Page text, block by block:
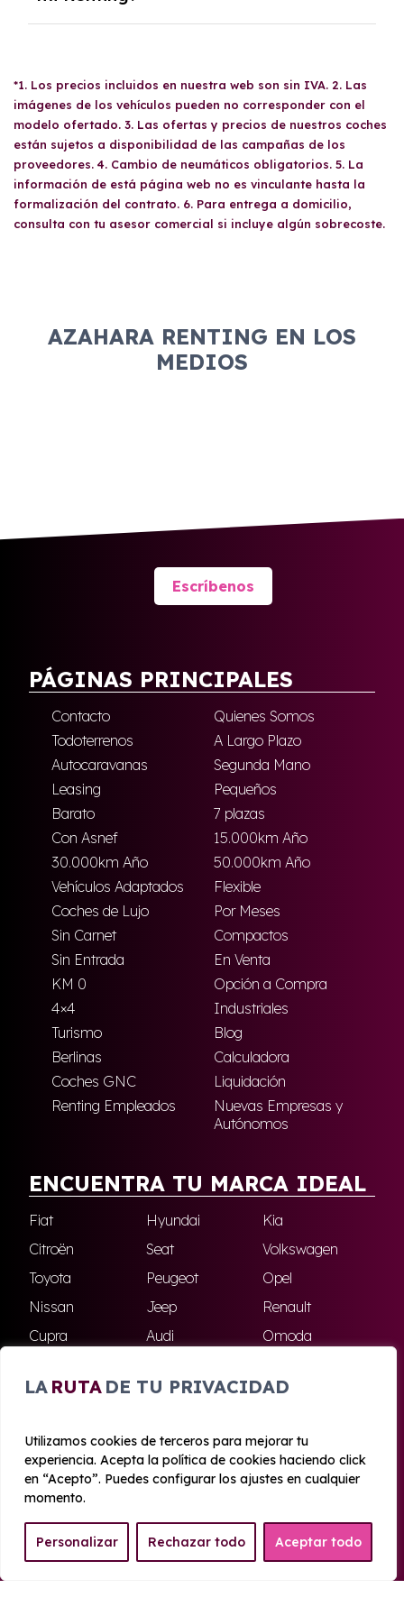
LA RUTA DE TU PRIVACIDAD
Utilizamos cookies de terceros para mejorar tu
experiencia. Acepta la política de cookies haciendo click
en “Acepto”. Puedes configurar los ajustes en cualquier
momento.
Personalizar Rechazar todo Aceptar todo
del IVA del año en curso, recibo bancario con
IBAN y titular, acta de titularidad real,
escritura de constitución y poderes de la
empresa. Esta documentación es necesaria
para evaluar la solvencia económica de la
empresa.
especiales, siempre y cuando posean un carné
de conducir válido. No hay restricciones en
cuanto a quién puede utilizar el vehículo, pero
es recomendable revisar las condiciones del
contrato antes de compartirlo para evitar
sorpresas.
*1. Los precios incluidos en nuestra web son sin IVA. 2. Las
imágenes de los vehículos pueden no corresponder con el
modelo ofertado. 3. Las ofertas y precios de nuestros coches
están sujetos a disponibilidad de las campañas de los
proveedores. 4. Cambio de neumáticos obligatorios. 5. La
información de está página web no es vinculante hasta la
formalización del contrato. 6. Para entrega a domicilio,
consulta con tu asesor comercial si incluye algún sobrecoste.
AZAHARA RENTING EN LOS
MEDIOS
Escríbenos
PÁGINAS PRINCIPALES
Contacto
Quienes Somos
Todoterrenos
A Largo Plazo
Autocaravanas
Segunda Mano
Leasing
Pequeños
Barato
7 plazas
Con Asnef
15.000km Año
30.000km Año
50.000km Año
Vehículos Adaptados
Flexible
Coches de Lujo
Por Meses
Sin Carnet
Compactos
Sin Entrada
En Venta
KM 0
Opción a Compra
4×4
Industriales
Turismo
Blog
Berlinas
Calculadora
Coches GNC
Liquidación
Renting Empleados
Nuevas Empresas y
Autónomos
ENCUENTRA TU MARCA IDEAL
Fiat Hyundai
Kia
Citroën
Seat
Volkswagen
Toyota
Peugeot
Opel
Nissan
Jeep
Renault
Cupra
Audi
Omoda
Skoda
Ford Todas las marcas
© 2020 - 2026 Azahara Renting
Aviso legal y Privacidad